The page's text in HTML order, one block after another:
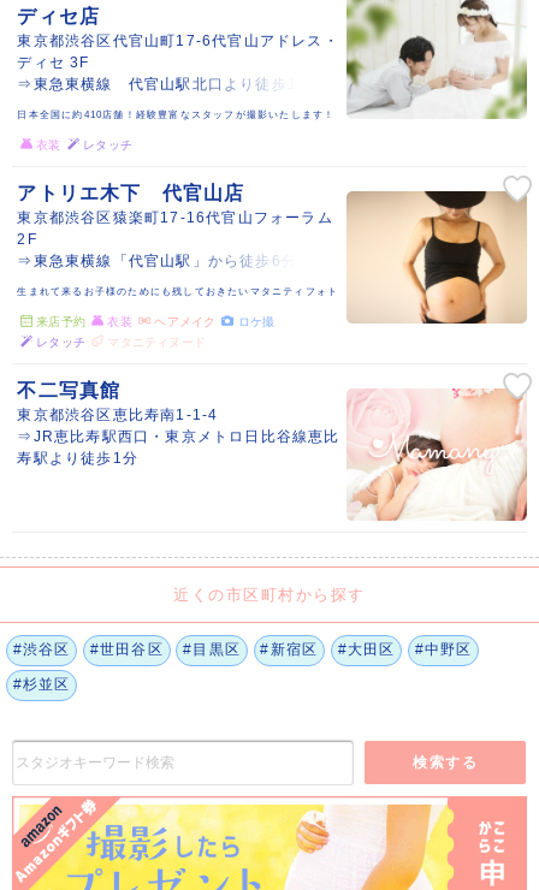
ディセ店
東京都渋谷区代官山町17-6代官山アドレス・
ディセ 3F
⇒東急東横線 代官山駅北口より徒歩1分
日本全国に約410店舗！経験豊富なスタッフが撮影いたします！
衣装 レタッチ
アトリエ木下 代官山店
東京都渋谷区猿楽町17-16代官山フォーラム
2F
⇒東急東横線「代官山駅」から徒歩6分
生まれて来るお子様のためにも残しておきたいマタニティフォト
来店予約 衣装 ヘアメイク
ロケ撮
レタッチ
マタニティヌード
不二写真館
東京都渋谷区恵比寿南1-1-4
⇒JR恵比寿駅西口・東京メトロ日比谷線恵比
寿駅より徒歩1分
近くの市区町村から探す
#渋谷区 #世田谷区 #目黒区 #新宿区 #大田区 #中野区
#杉並区
検索する